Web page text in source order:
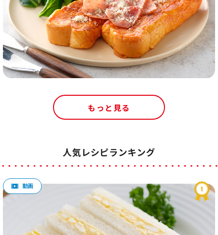
もっと見る
人気レシピランキング